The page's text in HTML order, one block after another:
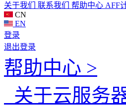
关于我们 联系我们 帮助中心 AFF
CN
EN
登录
退出登录
帮助中心 >
关于云服务